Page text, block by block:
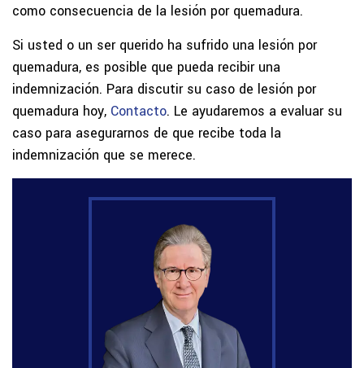
como consecuencia de la lesión por quemadura.
Si usted o un ser querido ha sufrido una lesión por
quemadura, es posible que pueda recibir una
indemnización. Para discutir su caso de lesión por
quemadura hoy, Contacto. Le ayudaremos a evaluar su
caso para asegurarnos de que recibe toda la
indemnización que se merece.